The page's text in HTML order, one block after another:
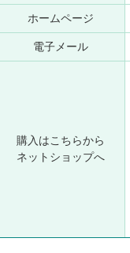
ホームページ
電子メール
購入はこちらから
ネットショップへ